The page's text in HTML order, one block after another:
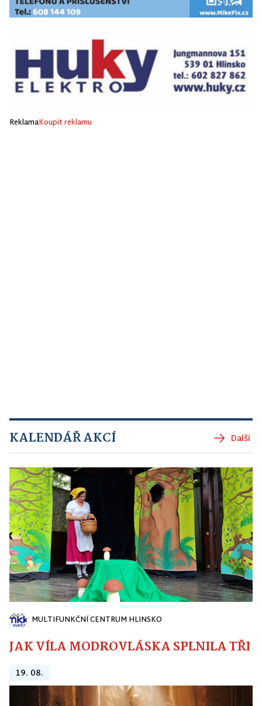
ReklamaKoupit reklamu
KALENDÁŘ AKCÍ Další
MULTIFUNKČNÍ CENTRUM HLINSKO
JAK VÍLA MODROVLÁSKA SPLNILA
19. 08.